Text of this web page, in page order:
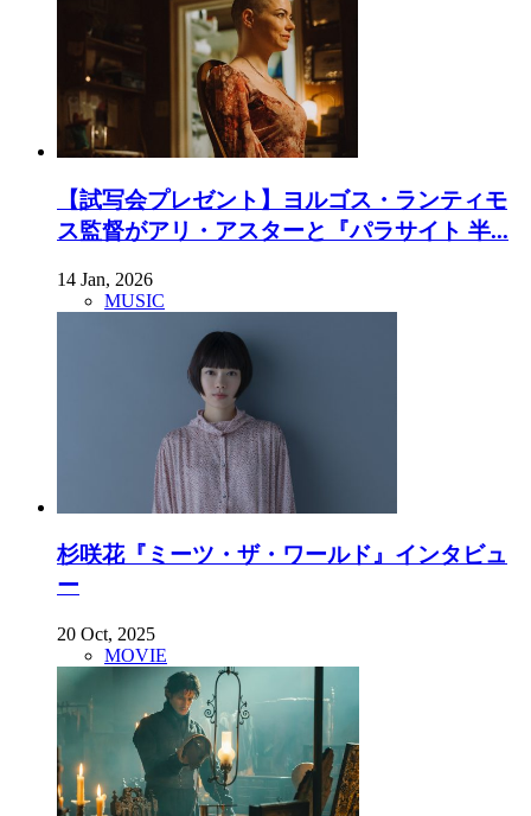
【試写会プレゼント】ヨルゴス・ランティモ
ス監督がアリ・アスターと『パラサイト 半...
14 Jan, 2026
MUSIC
杉咲花『ミーツ・ザ・ワールド』インタビュ
ー
20 Oct, 2025
MOVIE